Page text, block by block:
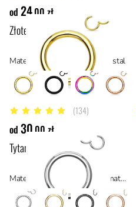
od 24,00 zł
Złote kółko typu clicker
Materiał: stal z powłoką PVD, stal
4.9 z 5 gwiazdek (134)
od 30,00 zł
Tytanowe kółko typu clicker
Materiał: tytan ASTM F136, materiały hipoalergiczne